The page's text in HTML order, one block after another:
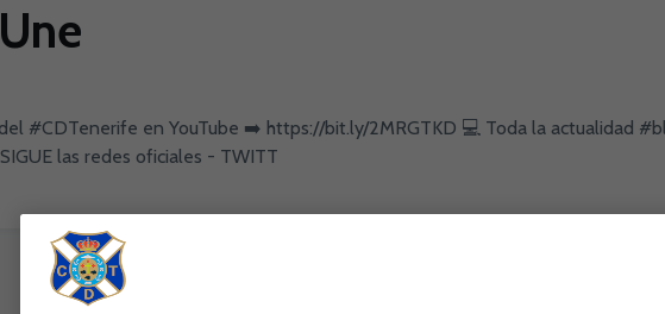
del #CDTenerife en YouTube ➡️ https://bit.ly/2MRGTKD 💻 Toda la actualidad
las redes oficiales - TWITT